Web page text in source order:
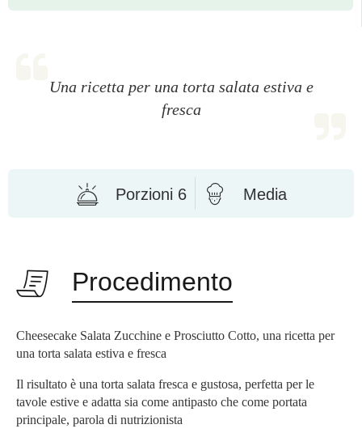
Una ricetta per una torta salata estiva e
fresca
Porzioni 6 Media
Procedimento
Cheesecake Salata Zucchine e Prosciutto Cotto, una ricetta per
una torta salata estiva e fresca
Il risultato è una torta salata fresca e gustosa, perfetta per le
tavole estive e adatta sia come antipasto che come portata
principale, parola di nutrizionista